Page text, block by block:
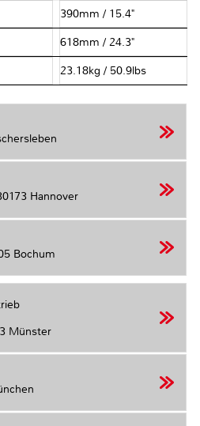
390mm / 15.4"
618mm / 24.3"
23.18kg / 50.9lbs
Hannover
Bochum
Münster